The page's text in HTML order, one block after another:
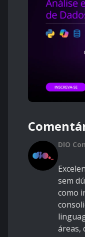
DIO
sem
como
áreas,